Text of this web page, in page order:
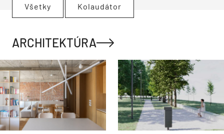
Všetky Kolaudátor
ARCHITEKTÚRA